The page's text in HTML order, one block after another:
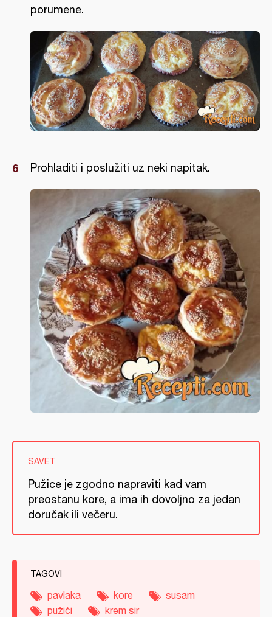
porumene.
Prohladiti i poslužiti uz neki napitak.
SAVET
Pužice je zgodno napraviti kad vam
preostanu kore, a ima ih dovoljno za jedan
doručak ili večeru.
TAGOVI
pavlaka kore
susam
pužići
krem sir